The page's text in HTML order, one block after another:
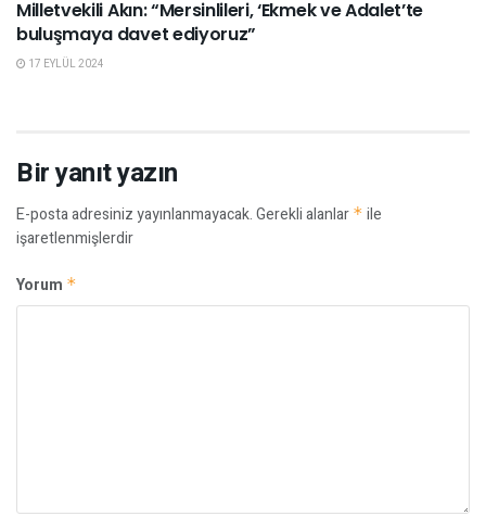
Milletvekili Akın: “Mersinlileri, ‘Ekmek ve Adalet’te
buluşmaya davet ediyoruz”
17 EYLÜL 2024
Bir yanıt yazın
E-posta adresiniz yayınlanmayacak.Gerekli alanlar * ile
işaretlenmişlerdir
Yorum *